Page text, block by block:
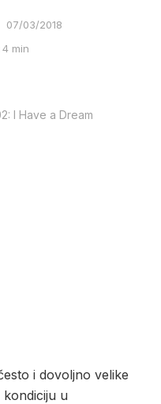
07/03/2018
min
i dovoljno velike
u